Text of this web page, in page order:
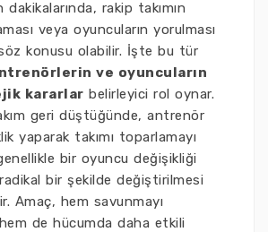
dakikalarında, rakip takımın
veya oyuncuların yorulması
konusu olabilir. İşte bu tür
ve oyuncuların
kararlar belirleyici rol oynar.
geri düştüğünde, antrenör
yaparak takımı toparlamayı
bir oyuncu değişikliği
bir şekilde değiştirilmesi
Amaç, hem savunmayı
de hücumda daha etkili